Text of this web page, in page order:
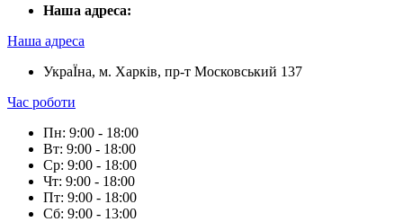
Наша адреса:
Наша адреса
УкраЇна, м. Харків, пр-т Московський 137
Час роботи
Пн: 9:00 - 18:00
Вт: 9:00 - 18:00
Ср: 9:00 - 18:00
Чт: 9:00 - 18:00
Пт: 9:00 - 18:00
Сб: 9:00 - 13:00